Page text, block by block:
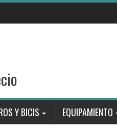
Y BICIS EQUIPAMIENTO